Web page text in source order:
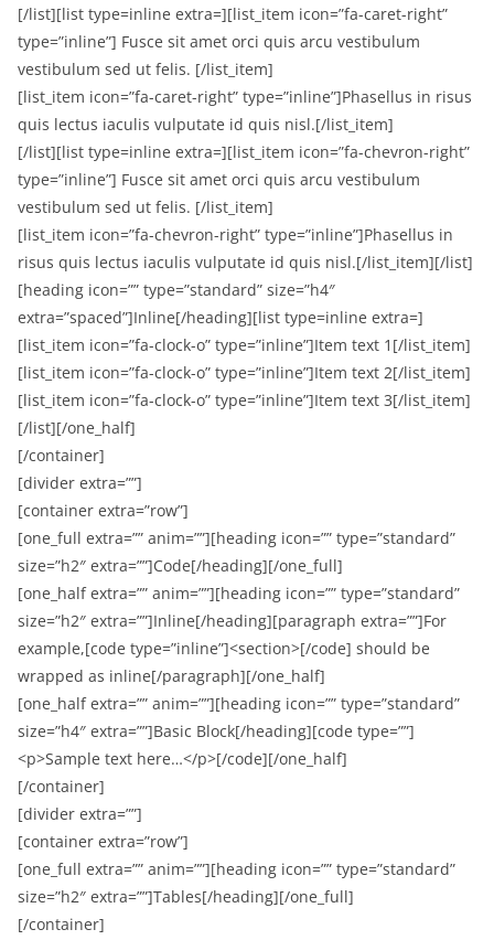
[/list][list type=inline extra=][list_item icon=”fa-caret-right”
type=”inline”] Fusce sit amet orci quis arcu vestibulum
vestibulum sed ut felis. [/list_item]
[list_item icon=”fa-caret-right” type=”inline”]Phasellus in risus
quis lectus iaculis vulputate id quis nisl.[/list_item]
[/list][list type=inline extra=][list_item icon=”fa-chevron-right”
type=”inline”] Fusce sit amet orci quis arcu vestibulum
vestibulum sed ut felis. [/list_item]
[list_item icon=”fa-chevron-right” type=”inline”]Phasellus in
risus quis lectus iaculis vulputate id quis nisl.[/list_item][/list]
[heading icon=”” type=”standard” size=”h4″
extra=”spaced”]Inline[/heading][list type=inline extra=]
[list_item icon=”fa-clock-o” type=”inline”]Item text 1[/list_item]
[list_item icon=”fa-clock-o” type=”inline”]Item text 2[/list_item]
[list_item icon=”fa-clock-o” type=”inline”]Item text 3[/list_item]
[/list][/one_half]
[/container]
[divider extra=””]
[container extra=”row”]
[one_full extra=”” anim=””][heading icon=”” type=”standard”
size=”h2″ extra=””]Code[/heading][/one_full]
[one_half extra=”” anim=””][heading icon=”” type=”standard”
size=”h2″ extra=””]Inline[/heading][paragraph extra=””]For
example,[code type=”inline”]<section>[/code] should be
wrapped as inline[/paragraph][/one_half]
[one_half extra=”” anim=””][heading icon=”” type=”standard”
size=”h4″ extra=””]Basic Block[/heading][code type=””]
<p>Sample text here…</p>[/code][/one_half]
[/container]
[divider extra=””]
[container extra=”row”]
[one_full extra=”” anim=””][heading icon=”” type=”standard”
size=”h2″ extra=””]Tables[/heading][/one_full]
[/container]